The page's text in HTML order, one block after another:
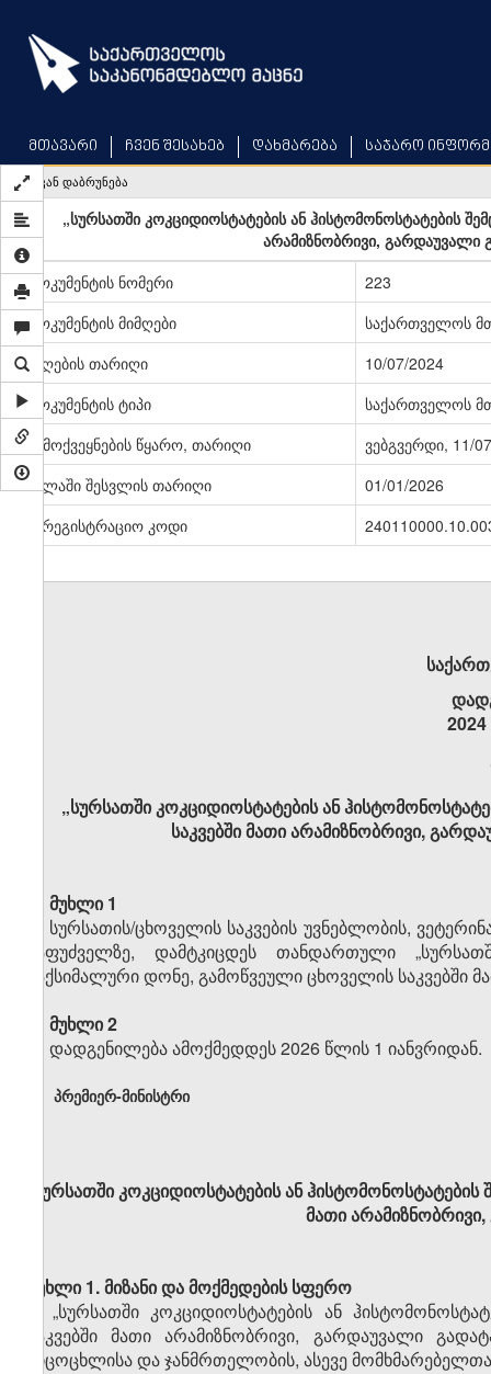
main
content
მთავარი ჩვენ შესახებ დახმარება საჯარო
უკან დაბრუნება
„სურსათში კოკციდიოსტატების ან ჰისტომონოსტატების
არამიზნობრივი, გარდაუვალი
დოკუმენტის ნომერი
223
დოკუმენტის მიმღები
საქართველოს
მიღების თარიღი
10/07/2024
დოკუმენტის ტიპი
საქართველოს
გამოქვეყნების წყარო, თარიღი
ვებგვერდი, 11/
ძალაში შესვლის თარიღი
01/01/2026
სარეგისტრაციო კოდი
„სურსათში კოკციდიოსტატების ან
საკვებში მათი არამიზნობრივი,
მუხლი 1
სურსათის/ცხოველის საკვების უვნებლობის,
საფუძველზე, დამტკიცდეს თანდართული
მაქსიმალური დონე, გამოწვეული ცხოველის საკვებში
მუხლი 2
დადგენილება ამოქმედდეს 2026 წლის 1 იანვრიდან.
პრემიერ-მინისტრი
სურსათში კოკციდიოსტატების ან
მათი
მუხლი 1. მიზანი და მოქმედების სფერო
1. „სურსათში კოკციდიოსტატების ან
საკვებში მათი არამიზნობრივი, გარდაუვალი
სიცოცხლისა და ჯანმრთელობის, ასევე